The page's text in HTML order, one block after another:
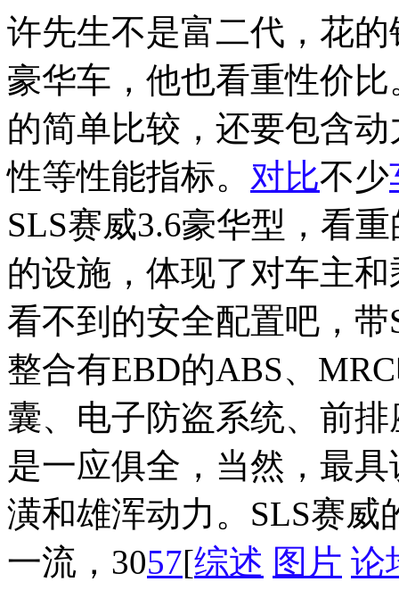
许先生不是富二代，花
豪华车，他也看重性价
的简单比较，还要包含
性等性能指标。 对比不少
SLS赛威3.6豪华型，看
的设施，体现了对车主
看不到的安全配置吧，带
整合有EBD的ABS、
囊、电子防盗系统、前
是一应俱全，当然，最
潢和雄浑动力。SLS赛
一流，3057[综述 图片 论